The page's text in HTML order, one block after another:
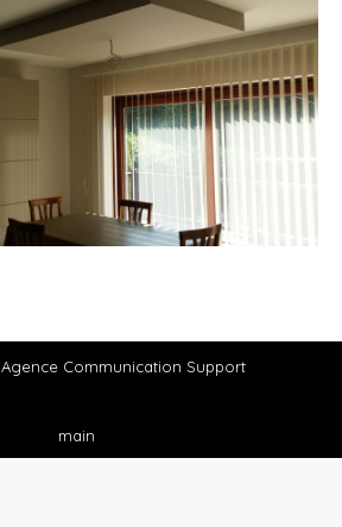
Agence Communication Support
main